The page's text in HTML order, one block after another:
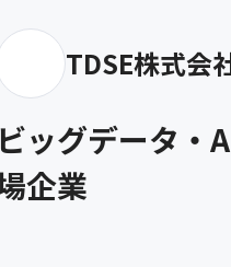
TDSE株式会
ビッグデータ・
企業